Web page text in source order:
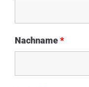
Nachname*